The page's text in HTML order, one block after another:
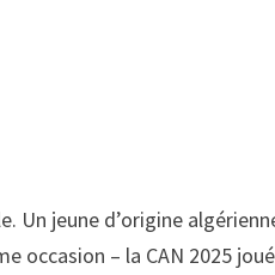
Un jeune d’origine
occasion – la CAN 2025